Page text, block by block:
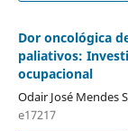
Dor oncológica
paliativos:
ocupacional
Odair José Mendes
e17217